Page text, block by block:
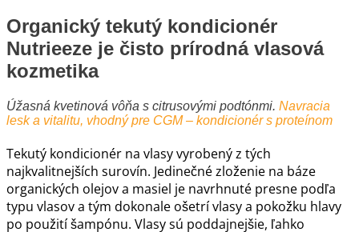
Organický tekutý kondicionér
Nutrieeze je čisto prírodná vlasová
kozmetika
Úžasná kvetinová vôňa s citrusovými podtónmi. Navracia
lesk a vitalitu, vhodný pre CGM – kondicionér s proteínom
Tekutý kondicionér na vlasy vyrobený z tých
najkvalitnejších surovín. Jedinečné zloženie na báze
organických olejov a masiel je navrhnuté presne podľa
typu vlasov a tým dokonale ošetrí vlasy a pokožku hlavy
po použití šampónu. Vlasy sú poddajnejšie, ľahko